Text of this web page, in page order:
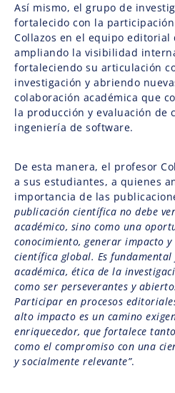
Así mismo, el grupo de
fortalecido con la
Collazos en el equipo editorial
ampliando la visibilidad
fortaleciendo su articulación
investigación y abriendo
colaboración académica que
la producción y evaluación de
ingeniería de software.
De esta manera, el profesor
a sus estudiantes, a quienes
importancia de las
publicación científica no debe
académico, sino como una
conocimiento, generar impacto
científica global. Es
académica, ética de la
como ser perseverantes y
Participar en procesos
alto impacto es un camino
enriquecedor, que fortalece
como el compromiso con una
y socialmente relevante”.